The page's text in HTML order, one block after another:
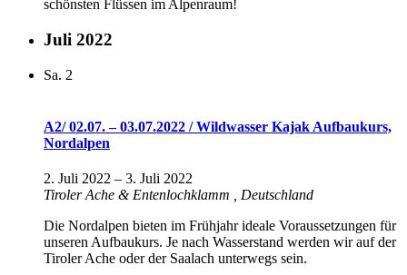
schönsten Flüssen im Alpenraum!
Juli 2022
Sa. 2
A2/ 02.07. – 03.07.2022 / Wildwasser Kajak Aufbaukurs,
Nordalpen
2. Juli 2022 – 3. Juli 2022
Tiroler Ache & Entenlochklamm
, Deutschland
Die Nordalpen bieten im Frühjahr ideale Voraussetzungen für
unseren Aufbaukurs. Je nach Wasserstand werden wir auf der
Tiroler Ache oder der Saalach unterwegs sein.